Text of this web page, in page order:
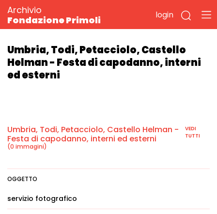
Archivio
Fondazione Primoli
login
Umbria, Todi, Petacciolo, Castello
Helman - Festa di capodanno, interni
ed esterni
Umbria, Todi, Petacciolo, Castello Helman -
Festa di capodanno, interni ed esterni
(0 immagini)
VEDI
TUTTI
OGGETTO
servizio fotografico